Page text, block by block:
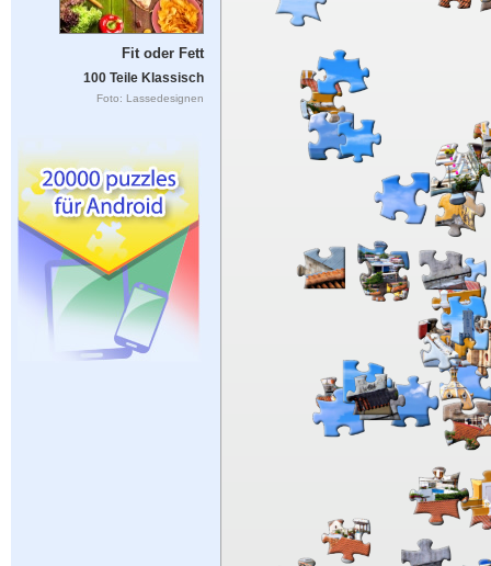
Fit oder Fett
100 Teile Klassisch
Foto: Lassedesignen